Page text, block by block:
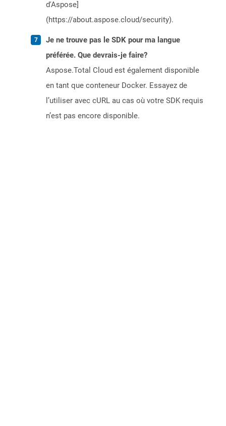
d'Aspose]
(https://about.aspose.cloud/security).
Je ne trouve pas le SDK pour ma langue
préférée. Que devrais-je faire?
Aspose.Total Cloud est également disponible
en tant que conteneur Docker. Essayez de
l’utiliser avec cURL au cas où votre SDK requis
n’est pas encore disponible.